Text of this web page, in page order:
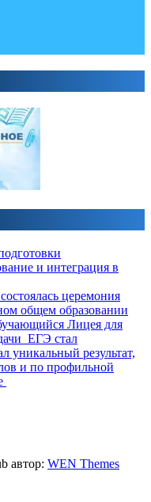
и интеграция в
церемония
общем образовании
Лицея для
ЕГЭ стал
уникальный результат,
и по профильной
автор: WEN Themes